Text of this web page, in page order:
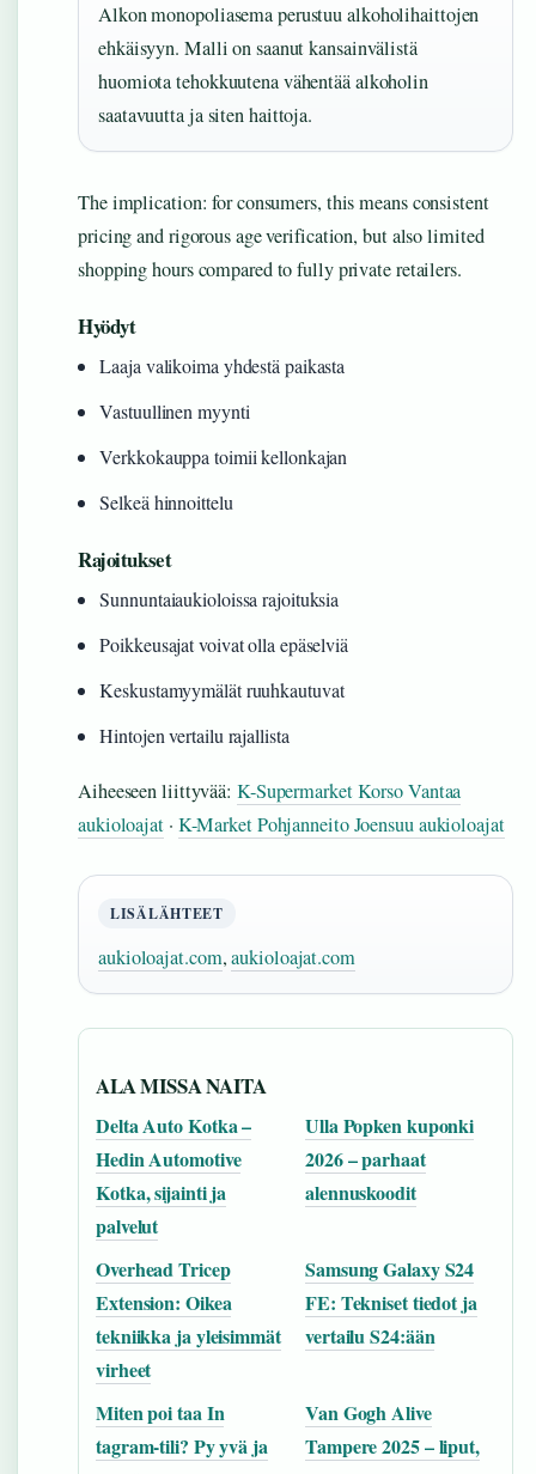
Alkon monopoliasema perustuu alkoholihaittojen
ehkäisyyn. Malli on saanut kansainvälistä
huomiota tehokkuutena vähentää alkoholin
saatavuutta ja siten haittoja.
The implication: for consumers, this means consistent
pricing and rigorous age verification, but also limited
shopping hours compared to fully private retailers.
Hyödyt
Laaja valikoima yhdestä paikasta
Vastuullinen myynti
Verkkokauppa toimii kellonkajan
Selkeä hinnoittelu
Rajoitukset
Sunnuntaiaukioloissa rajoituksia
Poikkeusajat voivat olla epäselviä
Keskustamyymälät ruuhkautuvat
Hintojen vertailu rajallista
Aiheeseen liittyvää: K-Supermarket Korso Vantaa
aukioloajat· K-Market Pohjanneito Joensuu aukioloajat
LISÄLÄHTEET
aukioloajat.com,aukioloajat.com
ALA MISSA NAITA
Delta Auto Kotka –
Hedin Automotive
Kotka, sijainti ja
palvelut
Ulla Popken kuponki
2026 – parhaat
alennuskoodit
Overhead Tricep
Extension: Oikea
tekniikka ja yleisimmät
virheet
Samsung Galaxy S24
FE: Tekniset tiedot ja
vertailu S24:ään
Miten poi taa In
tagram-tili? Py yvä ja
Van Gogh Alive
Tampere 2025 – liput,